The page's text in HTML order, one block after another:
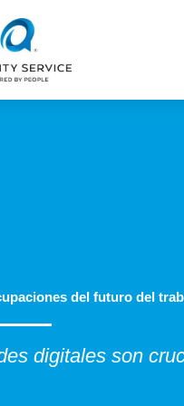
del futuro del
digitales son